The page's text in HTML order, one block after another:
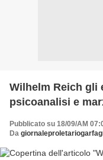
Wilhelm Reich gli
psicoanalisi e
Pubblicato su 18/09/AM
Da